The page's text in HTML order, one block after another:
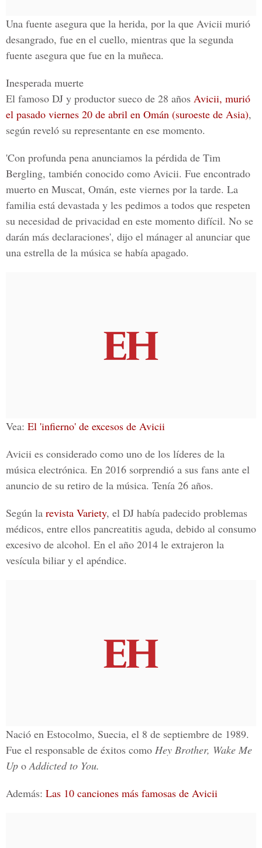
Una fuente asegura que la herida, por la que Avicii murió
desangrado, fue en el cuello, mientras que la segunda
fuente asegura que fue en la muñeca.
Inesperada muerte
El famoso DJ y productor sueco de 28 años Avicii, murió
el pasado viernes 20 de abril en Omán (suroeste de Asia),
según reveló su representante en ese momento.
'Con profunda pena anunciamos la pérdida de Tim
Bergling, también conocido como Avicii. Fue encontrado
muerto en Muscat, Omán, este viernes por la tarde. La
familia está devastada y les pedimos a todos que respeten
su necesidad de privacidad en este momento difícil. No se
darán más declaraciones', dijo el mánager al anunciar que
una estrella de la música se había apagado.
Vea: El 'infierno' de excesos de Avicii
Avicii es considerado como uno de los líderes de la
música electrónica. En 2016 sorprendió a sus fans ante el
anuncio de su retiro de la música. Tenía 26 años.
Según la revista Variety, el DJ había padecido problemas
médicos, entre ellos pancreatitis aguda, debido al consumo
excesivo de alcohol. En el año 2014 le extrajeron la
vesícula biliar y el apéndice.
Nació en Estocolmo, Suecia, el 8 de septiembre de 1989.
Fue el responsable de éxitos como Hey Brother, Wake Me
Up oAddicted to You.
Además: Las 10 canciones más famosas de Avicii